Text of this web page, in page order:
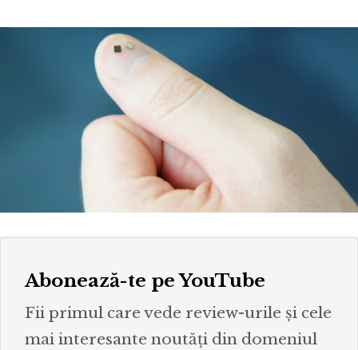
Abonează-te pe YouTube
Fii primul care vede review-urile și cele
mai interesante noutăți din domeniul